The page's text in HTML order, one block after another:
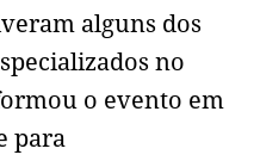
alguns dos
no
o evento em
para